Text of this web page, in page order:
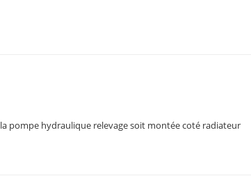
pompe hydraulique relevage soit montée coté radiateur